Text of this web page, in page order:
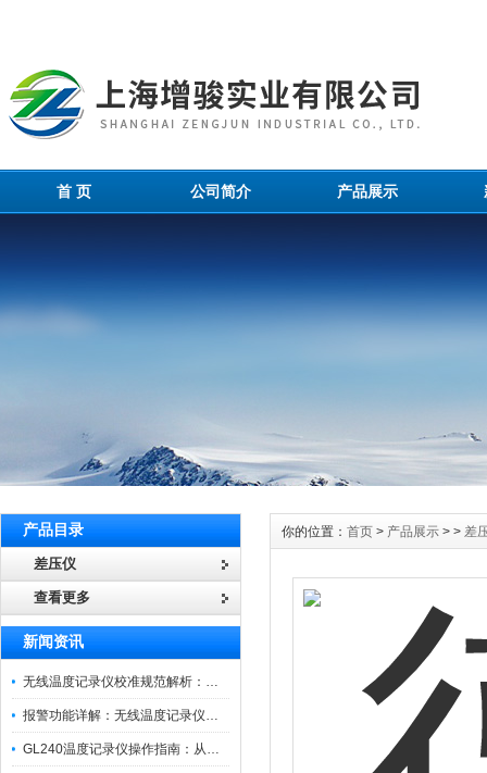
首 页 公司简介 产品展示
产品目录
差压仪
查看更多
新闻资讯
无线温度记录仪校准规范解析：从多点比对到不确定度评定的实操流程
报警功能详解：无线温度记录仪的阈值设定与通知机制
GL240温度记录仪操作指南：从开箱、接线到数据导出的标准化流程
你的位置： 首页 > 产品展示 > > 差